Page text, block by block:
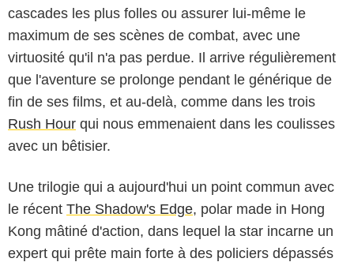
cascades les plus folles ou assurer lui-même le
maximum de ses scènes de combat, avec une
virtuosité qu'il n'a pas perdue. Il arrive régulièrement
que l'aventure se prolonge pendant le générique de
fin de ses films, et au-delà, comme dans les trois
Rush Hour qui nous emmenaient dans les coulisses
avec un bêtisier.
Une trilogie qui a aujourd'hui un point commun avec
le récent The Shadow's Edge, polar made in Hong
Kong mâtiné d'action, dans lequel la star incarne un
expert qui prête main forte à des policiers dépassés